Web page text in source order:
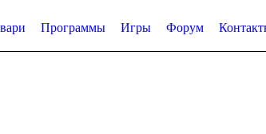
Программы Игры Форум